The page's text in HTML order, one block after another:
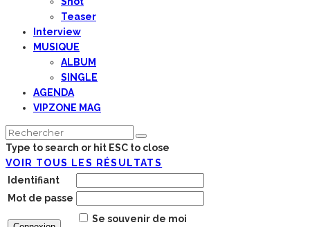
Teaser
Interview
MUSIQUE
ALBUM
SINGLE
AGENDA
VIPZONE MAG
Type to search or hit ESC to close
VOIR TOUS LES RÉSULTATS
Identifiant
Mot de passe
Se souvenir de moi